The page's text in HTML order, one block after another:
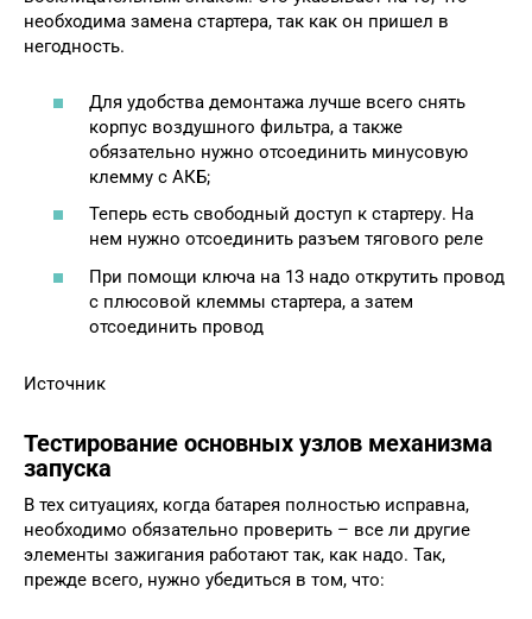
необходима замена стартера, так как он пришел в
негодность.
Для удобства демонтажа лучше всего снять
корпус воздушного фильтра, а также
обязательно нужно отсоединить минусовую
клемму с АКБ;
Теперь есть свободный доступ к стартеру. На
нем нужно отсоединить разъем тягового реле
При помощи ключа на 13 надо открутить провод
с плюсовой клеммы стартера, а затем
отсоединить провод
Источник
Тестирование основных узлов механизма
запуска
В тех ситуациях, когда батарея полностью исправна,
необходимо обязательно проверить – все ли другие
элементы зажигания работают так, как надо. Так,
прежде всего, нужно убедиться в том, что: